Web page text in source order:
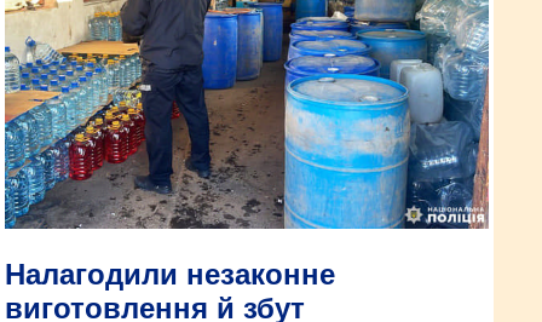
Налагодили незаконне
виготовлення й збут